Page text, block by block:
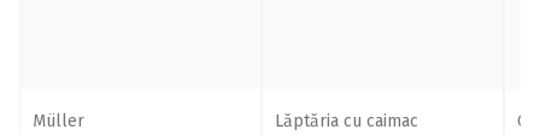
Müller
Lăptăria cu caimac